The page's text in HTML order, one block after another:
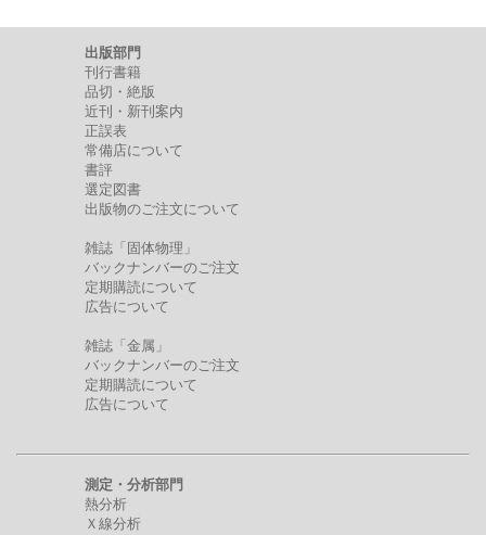
出版部門
刊行書籍
品切・絶版
近刊・新刊案内
正誤表
常備店について
書評
選定図書
出版物のご注文について
雑誌「固体物理」
バックナンバーのご注文
定期購読について
広告について
雑誌「金属」
バックナンバーのご注文
定期購読について
広告について
測定・分析部門
熱分析
Ｘ線分析